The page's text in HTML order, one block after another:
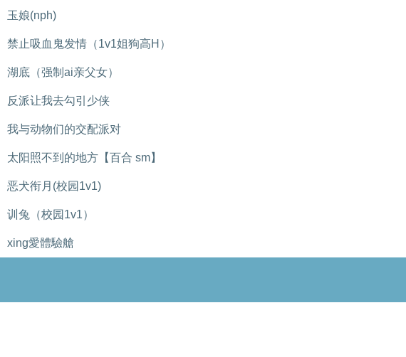
玉娘(nph)
禁止吸血鬼发情（1v1姐狗高H）
湖底（强制ai亲父女）
反派让我去勾引少侠
我与动物们的交配派对
太阳照不到的地方【百合 sm】
恶犬衔月(校园1v1)
训兔（校园1v1）
xing愛體驗艙